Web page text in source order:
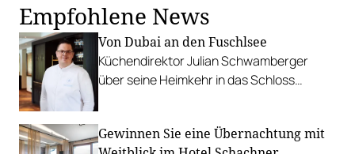
Empfohlene News
Von Dubai an den Fuschlsee
Küchendirektor Julian Schwamberger
über seine Heimkehr in das Schloss
Gewinnen Sie eine Übernachtung mit